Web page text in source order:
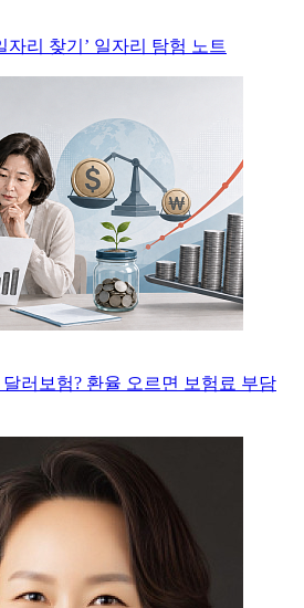
자리 찾기’ 일자리 탐험 노트
러보험? 환율 오르면 보험료 부담